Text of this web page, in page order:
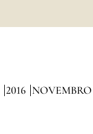
2016 NOVEMBRO